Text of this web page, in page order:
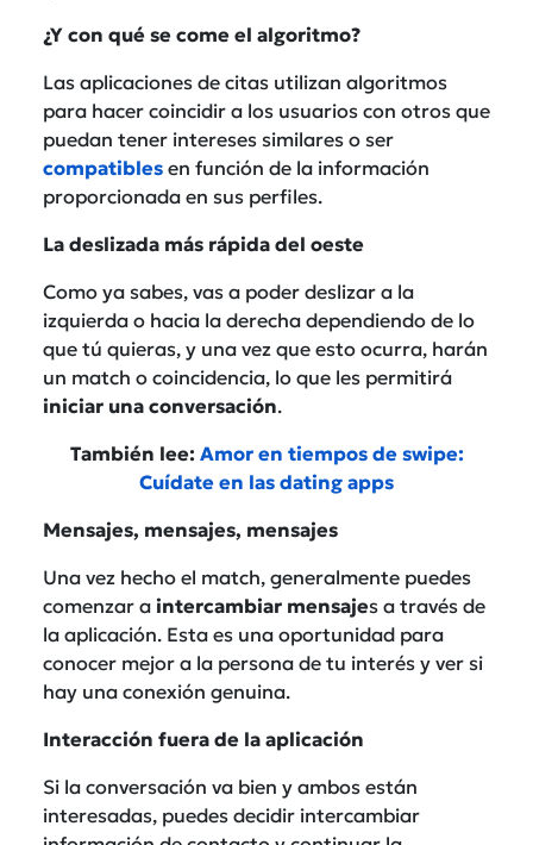
¿Y con qué se come el algoritmo?
Las aplicaciones de citas utilizan algoritmos
para hacer coincidir a los usuarios con otros que
puedan tener intereses similares o ser
compatibles en función de la información
proporcionada en sus perfiles.
La deslizada más rápida del oeste
Como ya sabes, vas a poder deslizar a la
izquierda o hacia la derecha dependiendo de lo
que tú quieras, y una vez que esto ocurra, harán
un match o coincidencia, lo que les permitirá
iniciar una conversación.
También lee: Amor en tiempos de swipe:
Cuídate en las dating apps
Mensajes, mensajes, mensajes
Una vez hecho el match, generalmente puedes
comenzar a intercambiar mensajes a través de
la aplicación. Esta es una oportunidad para
conocer mejor a la persona de tu interés y ver si
hay una conexión genuina.
Interacción fuera de la aplicación
Si la conversación va bien y ambos están
interesadas, puedes decidir intercambiar